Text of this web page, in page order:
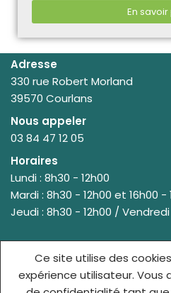
En savoir
Adresse
330 rue Robert Morland
39570 Courlans
Nous appeler
03 84 47 12 05
Horaires
Lundi : 8h30 - 12h00
Mardi : 8h30 - 12h00 et 16h00 -
Jeudi : 8h30 - 12h00 / Vendredi
© {site_title}
Ce site utilise des
expérience utilisateur.